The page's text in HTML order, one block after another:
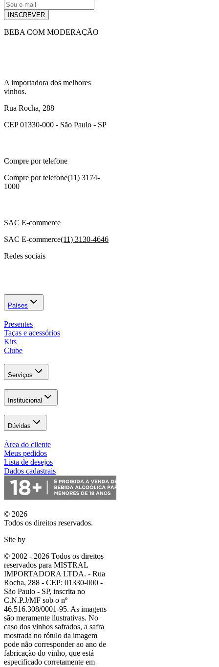
INSCREVER
BEBA COM MODERAÇÃO
A importadora dos melhores
vinhos.
Rua Rocha, 288
CEP 01330-000 - São Paulo - SP
Compre por telefone
Compre por telefone(11) 3174-
1000
SAC E-commerce
SAC E-commerce(11) 3130-4646
Redes sociais
Países
Presentes
Taças e acessórios
Kits
Clube
Serviços
Institucional
Dúvidas
Área do cliente
Meus pedidos
Lista de desejos
Dados cadastrais
© 2026
Todos os direitos reservados.
Site by
© 2002 - 2026 Todos os direitos
reservados para MISTRAL
IMPORTADORA LTDA. - Rua
Rocha, 288 - CEP: 01330-000 -
São Paulo - SP, inscrita no
C.N.P.J/MF sob o nº
46.516.308/0001-95. As imagens
são meramente ilustrativas. No
caso dos vinhos safrados, a safra
mostrada no rótulo da imagem
pode não corresponder ao ano de
fabricação do vinho, que está
especificado corretamente em